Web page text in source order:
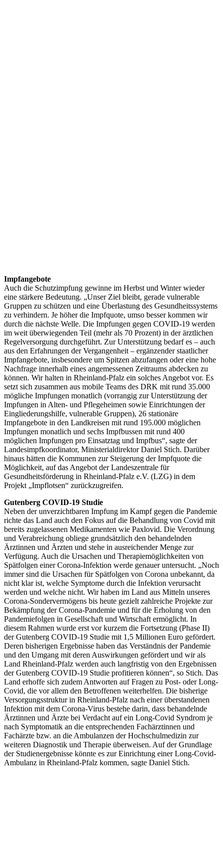
Impfangebote
Auch die Schutzimpfung gewinne im Herbst und Winter wieder
eine stärkere Bedeutung. „Unser Ziel bleibt, gerade vulnerable
Gruppen zu schützen und eine Überlastung des Gesundheitssystems
zu verhindern. Je höher die Impfquote, umso besser kommen wir
durch die nächste Welle. Die Impfungen gegen COVID-19 werden
im weit überwiegenden Teil (mehr als 70 Prozent) in der ärztlichen
Regelversorgung durchgeführt. Zur Unterstützung bedarf es – auch
aus den Erfahrungen der Vergangenheit – ergänzender staatlicher
Impfangebote, insbesondere um Spitzen abzufangen oder eine hohe
Nachfrage innerhalb eines angemessenen Zeitraums abdecken zu
können. Wir halten in Rheinland-Pfalz ein solches Angebot vor. Es
setzt sich zusammen aus mobile Teams des DRK mit rund 35.000
mögliche Impfungen monatlich (vorrangig zur Unterstützung der
Impfungen in Alten- und Pflegeheimen sowie Einrichtungen der
Eingliederungshilfe, vulnerable Gruppen), 26 stationäre
Impfangebote in den Landkreisen mit rund 195.000 möglichen
Impfungen monatlich und sechs Impfbussen mit rund 400
möglichen Impfungen pro Einsatztag und Impfbus“, sagte der
Landesimpfkoordinator, Ministerialdirektor Daniel Stich. Darüber
hinaus hätten die Kommunen zur Steigerung der Impfquote die
Möglichkeit, auf das Angebot der Landeszentrale für
Gesundheitsförderung in Rheinland-Pfalz e.V. (LZG) in dem
Projekt „Impflotsen“ zurückzugreifen.
Gutenberg COVID-19 Studie
Neben der unverzichtbaren Impfung im Kampf gegen die Pandemie
richte das Land auch den Fokus auf die Behandlung von Covid mit
bereits zugelassenen Medikamenten wie Paxlovid. Die Verordnung
und Verabreichung obliege grundsätzlich den behandelnden
Ärztinnen und Ärzten und stehe in ausreichender Menge zur
Verfügung. Auch die Ursachen und Therapiemöglichkeiten von
Spätfolgen einer Corona-Infektion werde genauer untersucht. „Noch
immer sind die Ursachen für Spätfolgen von Corona unbekannt, da
nicht klar ist, welche Symptome durch die Infektion verursacht
werden und welche nicht. Wir haben im Land aus Mitteln unseres
Corona-Sondervermögens bis heute gezielt zahlreiche Projekte zur
Bekämpfung der Corona-Pandemie und für die Erholung von den
Pandemiefolgen in Gesellschaft und Wirtschaft ermöglicht. In
diesem Rahmen wurde erst vor kurzem die Fortsetzung (Phase II)
der Gutenberg COVID-19 Studie mit 1,5 Millionen Euro gefördert.
Deren bisherigen Ergebnisse haben das Verständnis der Pandemie
und den Umgang mit deren Auswirkungen gefördert und wir als
Land Rheinland-Pfalz werden auch langfristig von den Ergebnissen
der Gutenberg COVID-19 Studie profitieren können“, so Stich. Das
Land erhoffe sich zudem Antworten auf Fragen zu Post- oder Long-
Covid, die vor allem den Betroffenen weiterhelfen. Die bisherige
Versorgungsstruktur in Rheinland-Pfalz nach einer überstandenen
Infektion mit dem Corona-Virus bestehe darin, dass behandelnde
Ärztinnen und Ärzte bei Verdacht auf ein Long-Covid Syndrom je
nach Symptomatik an die entsprechenden Fachärztinnen und
Fachärzte bzw. an die Ambulanzen der Hochschulmedizin zur
weiteren Diagnostik und Therapie überweisen. Auf der Grundlage
der Studienergebnisse könnte es zur Einrichtung einer Long-Covid-
Ambulanz in Rheinland-Pfalz kommen, sagte Daniel Stich.